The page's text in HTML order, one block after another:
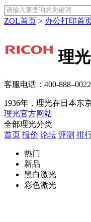
ZOL首页 > 办公打印首
理
客服电话： 400-888–0022
1936年，理光在日本东
理光官方网站
全部理光分类
首页 报价 论坛 评测 排
热门
新品
黑白激光
彩色激光